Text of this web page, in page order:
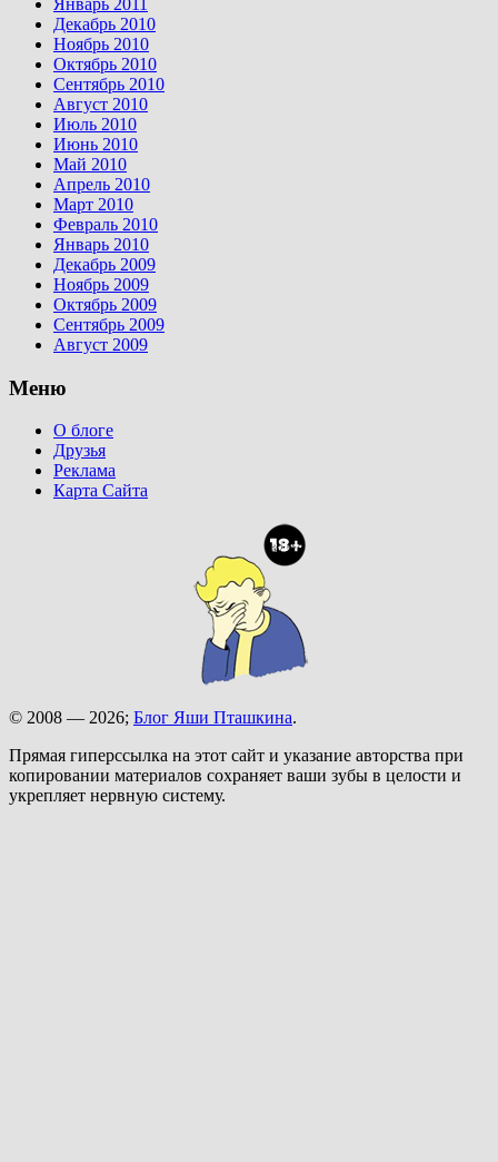
Декабрь 2010
Ноябрь 2010
Октябрь 2010
Сентябрь 2010
Август 2010
Июль 2010
Июнь 2010
Май 2010
Апрель 2010
Март 2010
Февраль 2010
Январь 2010
Декабрь 2009
Ноябрь 2009
Октябрь 2009
Сентябрь 2009
Август 2009
Меню
О блоге
Друзья
Реклама
Карта Сайта
© 2008 — 2026; Блог Яши Пташкина.
Прямая гиперссылка на этот сайт и указание авторства при
копировании материалов сохраняет ваши зубы в целости и
укрепляет нервную систему.